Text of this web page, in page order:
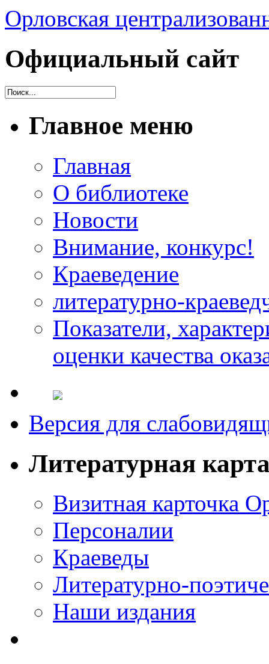
Орловская
Официальный сайт
Главное меню
Главная
О библиотеке
Новости
Внимание, конкурс!
Краеведение
литературно-
Показатели,
оценки качества
Версия для
Литературная
Визитная карточка
Персоналии
Краеведы
Литературно-
Наши издания